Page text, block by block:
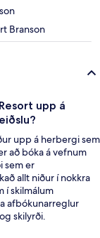
Branson
upp á
upp á herbergi sem
að bóka á vefnum
sem er
allt niður í nokkra
í skilmálum
afbókunarreglur
skilyrði.